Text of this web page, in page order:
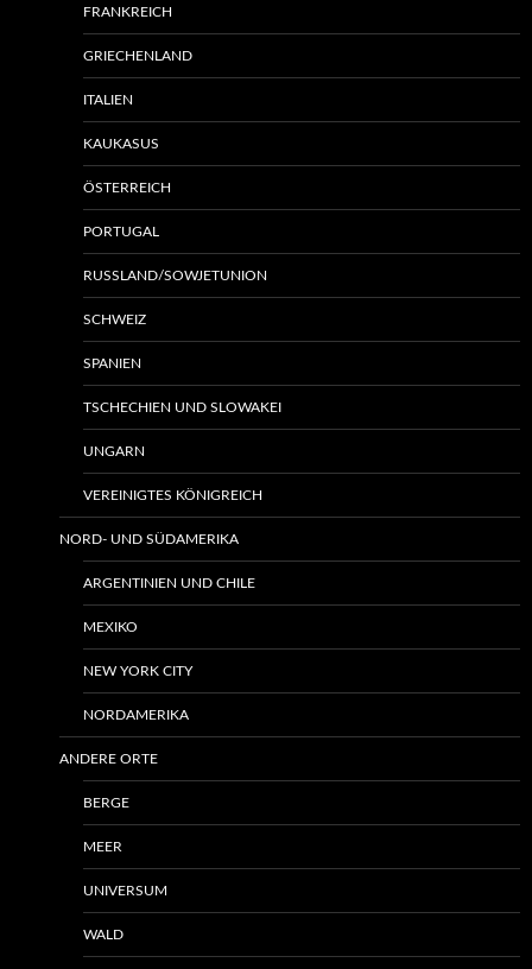
FRANKREICH
GRIECHENLAND
ITALIEN
KAUKASUS
ÖSTERREICH
PORTUGAL
RUSSLAND/SOWJETUNION
SCHWEIZ
SPANIEN
TSCHECHIEN UND SLOWAKEI
UNGARN
VEREINIGTES KÖNIGREICH
NORD- UND SÜDAMERIKA
ARGENTINIEN UND CHILE
MEXIKO
NEW YORK CITY
NORDAMERIKA
ANDERE ORTE
BERGE
MEER
UNIVERSUM
WALD